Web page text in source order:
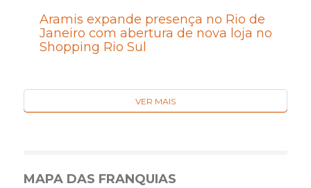
Aramis expande presença no Rio de
Janeiro com abertura de nova loja no
Shopping Rio Sul
VER MAIS
MAPA DAS FRANQUIAS